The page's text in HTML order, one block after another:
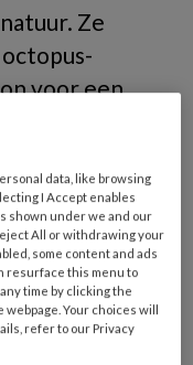
Ze
voor een
data, like browsing
I Accept enables
shown under we and our
All or withdrawing your
some content and ads
resurface this menu to
time by clicking the
Your choices will
refer to our Privacy